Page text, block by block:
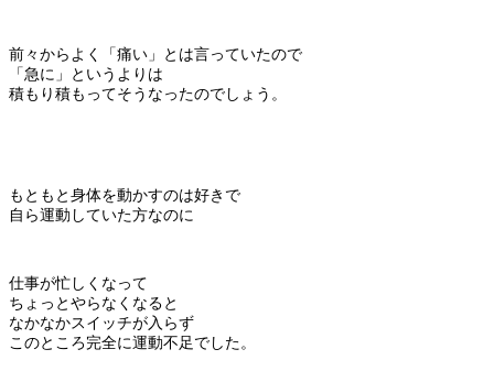
前々からよく「痛い」とは言っていたので
「急に」というよりは
積もり積もってそうなったのでしょう。
もともと身体を動かすのは好きで
自ら運動していた方なのに
仕事が忙しくなって
ちょっとやらなくなると
なかなかスイッチが入らず
このところ完全に運動不足でした。